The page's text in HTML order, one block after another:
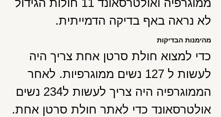
ממוגרפיה ואולטרסאונד 11 חולות הגידול
לא נראה באף בדיקה הדמייתית.
מהימנות הבדיקות
כדי למצוא חולת סרטן אחת צריך היה
לעשות ל 127 נשים ממוגרפיות. לאחר
הממוגרפיה היה צריך לעשות ל234 נשים
אולטרסאונד כדי לאתר חולת סרטן אחת.